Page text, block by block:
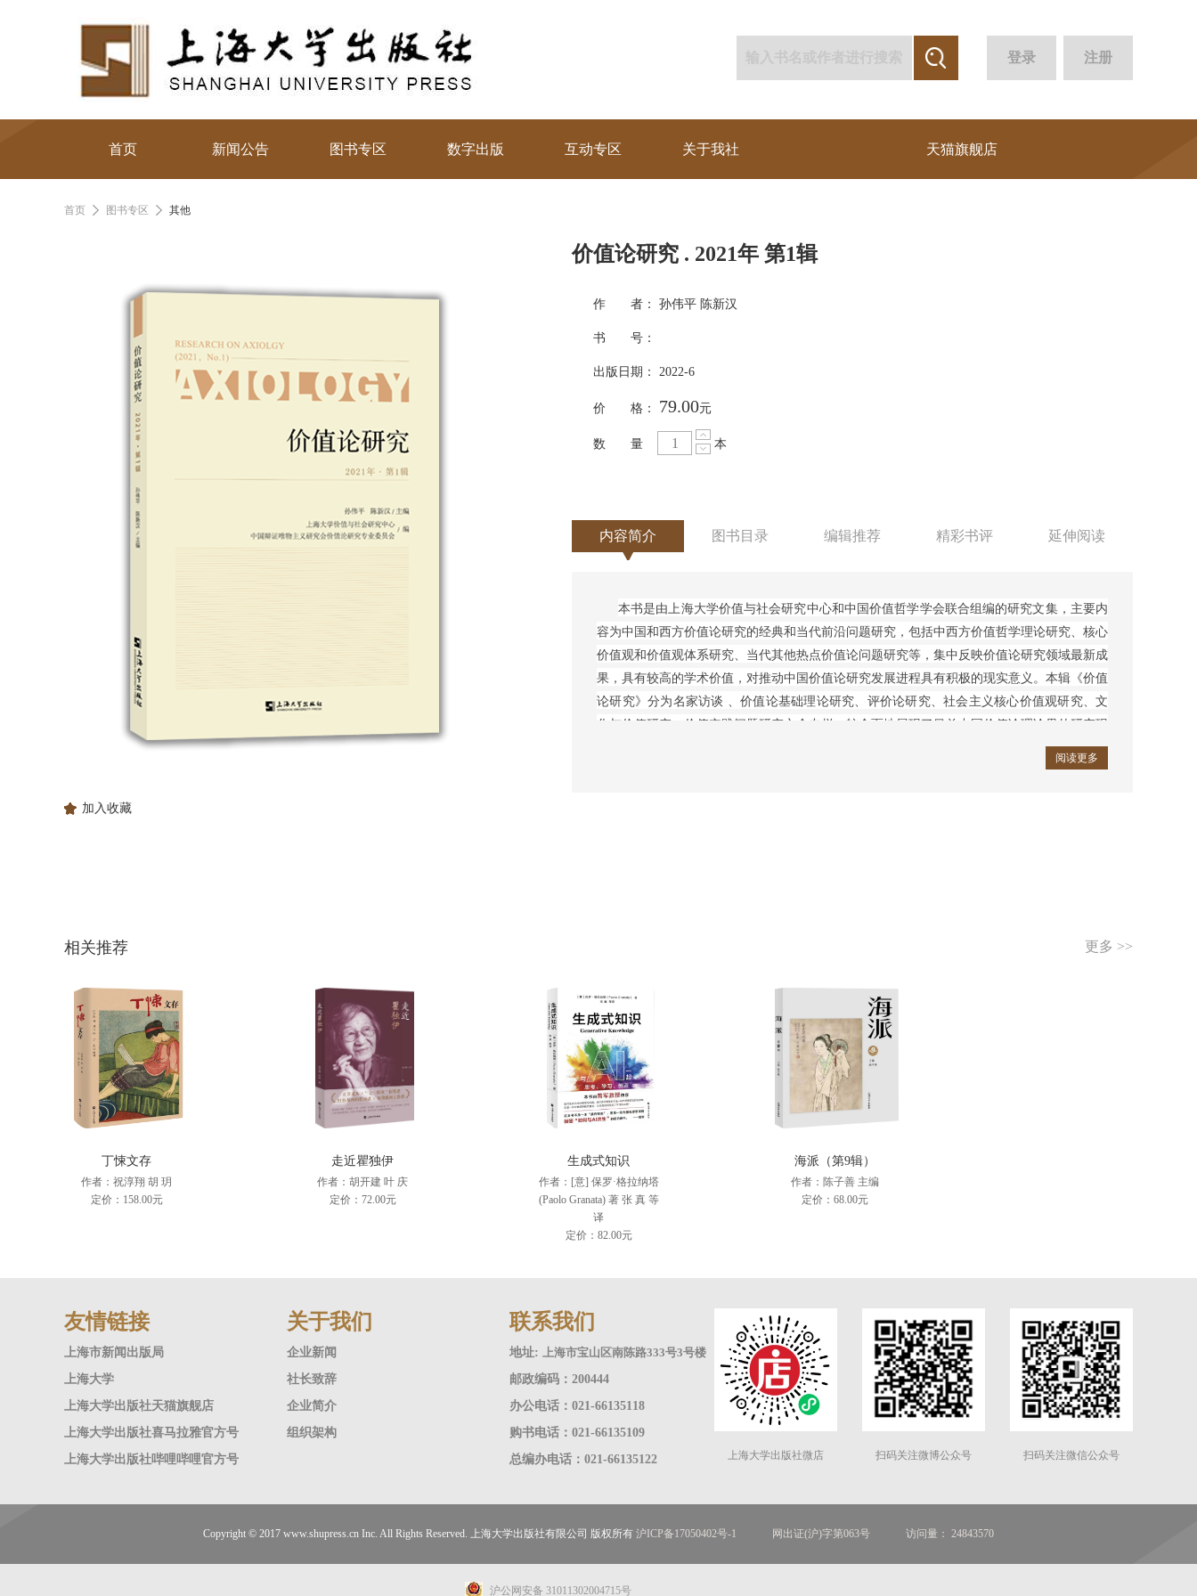
注册
登录
首页 新闻公告 图书专区 数字出版 互动专区 关于我社 天猫旗舰店
首页 图书专区 其他
加入收藏
价值论研究 . 2021年 第1辑
作 者： 孙伟平 陈新汉
书 号：
出版日期： 2022-6
价 格： 79.00元
数 量 本
内容简介 图书目录 编辑推荐 精彩书评 延伸阅读
本书是由上海大学价值与社会研究中心和中国价值哲学学会联合组编的研究文集，主要内
容为中国和西方价值论研究的经典和当代前沿问题研究，包括中西方价值哲学理论研究、核心
价值观和价值观体系研究、当代其他热点价值论问题研究等，集中反映价值论研究领域最新成
果，具有较高的学术价值，对推动中国价值论研究发展进程具有积极的现实意义。本辑《价值
论研究》分为名家访谈 、价值论基础理论研究、评价论研究、社会主义核心价值观研究、文
化与价值研究、价值实践问题研究六个专栏，较全面地展现了目前中国价值论理论界的研究现
状，收录文章不仅包含理论学术上的探究，而且对价值论的实践问题亦有颇多探索。
阅读更多
相关推荐 更多 >>
丁悚文存
作者：祝淳翔 胡 玥
定价：158.00元
走近瞿独伊
作者：胡开建 叶 庆
定价：72.00元
生成式知识
作者：[意] 保罗·格拉纳塔
(Paolo Granata) 著 张 真 等
译
定价：82.00元
海派（第9辑）
作者：陈子善 主编
定价：68.00元
友情链接
上海市新闻出版局
上海大学
上海大学出版社天猫旗舰店
上海大学出版社喜马拉雅官方号
上海大学出版社哔哩哔哩官方号
关于我们
企业新闻
社长致辞
企业简介
组织架构
联系我们
地址: 上海市宝山区南陈路333号3号楼
邮政编码：200444
办公电话：021-66135118
购书电话：021-66135109
总编办电话：021-66135122
上海大学出版社微店 扫码关注微博公众号 扫码关注微信公众号
Copyright © 2017 www.shupress.cn Inc. All Rights Reserved. 上海大学出版社有限公司 版权所有 沪ICP备17050402号-1 网出证(沪)字第063号 访问量： 24843570
沪公网安备 31011302004715号